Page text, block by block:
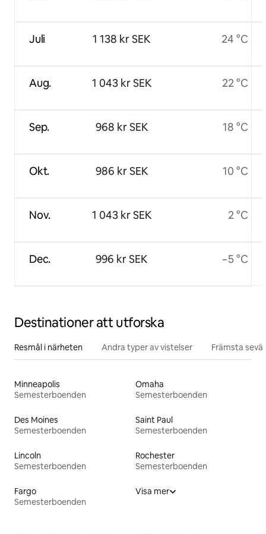
Juli
Aug.
Sep.
Okt.
Nov.
Dec.
1 138 kr SEK
1 043 kr SEK
968 kr SEK
986 kr SEK
1 043 kr SEK
996 kr SEK
24 °C
22 °C
18 °C
10 °C
2 °C
−5 °C
Destinationer att utforska
Resmål i närheten Andra typer av vistelser Främsta
Minneapolis
Semesterboenden
Omaha
Semesterboenden
Des Moines
Semesterboenden
Saint Paul
Semesterboenden
Lincoln
Semesterboenden
Rochester
Semesterboenden
Fargo
Semesterboenden
Visa mer